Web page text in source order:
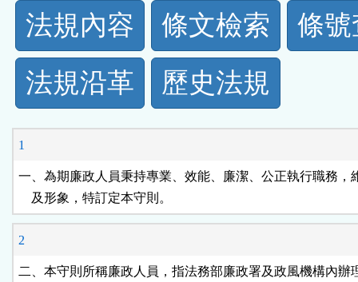
法
規
功
能
按
鈕
法規內容 條文檢索
條
法規沿革
歷史法規
1
一、為期廉政人員秉持專業、效能、廉潔、公正執行職務，
    及形象，特訂定本守則。
2
二、本守則所稱廉政人員，指法務部廉政署及政風機構內辦